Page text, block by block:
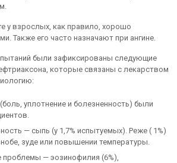
у взрослых, как правило, хорошо
Также его часто назначают при ангине.
были зафиксированы следующие
которые связаны с лекарством
уплотнение и болезненность) были
— сыпь (у 1,7% испытуемых). Реже ( 1%)
зуде или повышении температуры.
проблемы — эозинофилия (6%),